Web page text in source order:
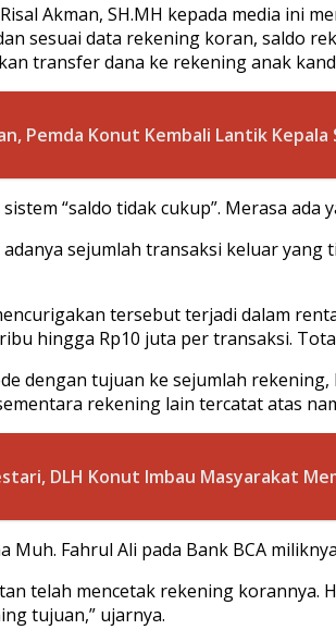
Akman, SH.MH kepada media ini
sesuai data rekening koran, saldo
transfer dana ke rekening anak
Pemda Konut Kembali Lantik Kepala
“saldo tidak cukup”. Merasa
sejumlah transaksi keluar
tersebut terjadi dalam
hingga Rp10 juta per transaksi.
dengan tujuan ke sejumlah
rekening lain tercatat atas
DLH Konut Imbau Masyarakat
Fahrul Ali pada Bank BCA
telah mencetak rekening
tujuan,” ujarnya.